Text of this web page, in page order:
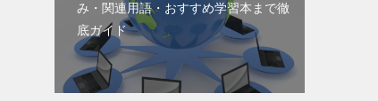
み・関連用語・おすすめ学習本まで徹
底ガイド